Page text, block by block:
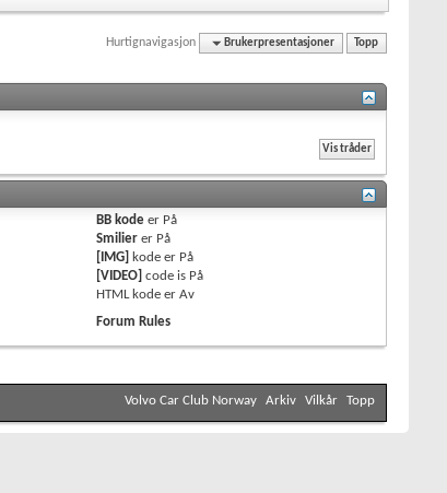
Hurtignavigasjon Brukerpresentasjoner Topp
BB kode er På
Smilier er På
[IMG] kode er På
[VIDEO] code is På
HTML kode erAv
Forum Rules
Volvo Car Club Norway Arkiv Vilkår Topp